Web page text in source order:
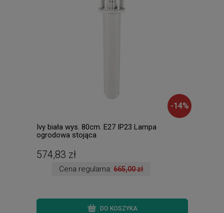
-14%
Ivy biała wys. 80cm. E27 IP23 Lampa
ogrodowa stojąca
574,83 zł
Cena regularna:665,00 zł
DO KOSZYKA